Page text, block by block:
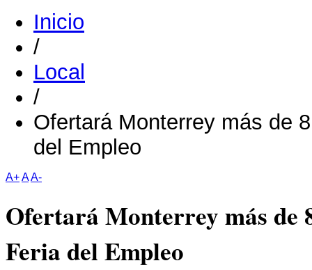
Inicio
/
Local
/
Ofertará Monterrey más de
del Empleo
A+AA-
Ofertará Monterrey más de
Feria del Empleo